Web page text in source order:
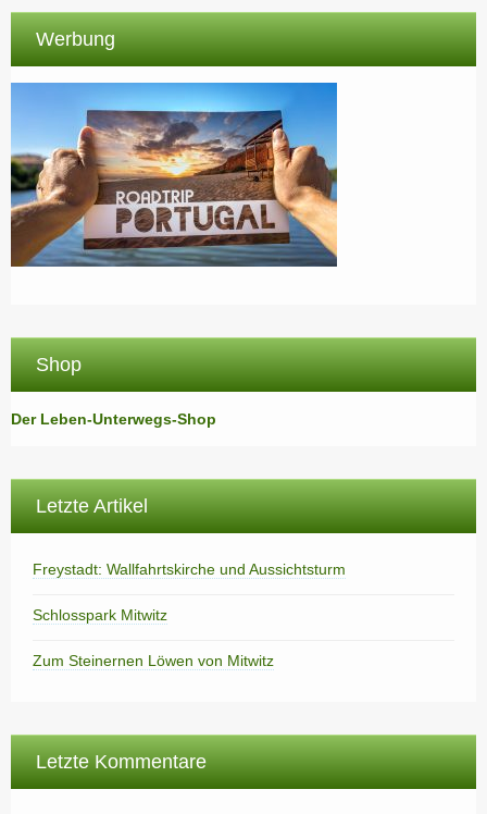
Werbung
Shop
Der Leben-Unterwegs-Shop
Letzte Artikel
Freystadt: Wallfahrtskirche und Aussichtsturm
Schlosspark Mitwitz
Zum Steinernen Löwen von Mitwitz
Letzte Kommentare